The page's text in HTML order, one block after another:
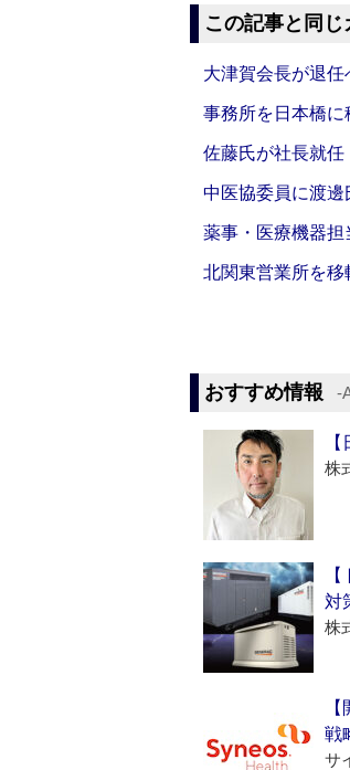
この記事と同
大津賀会長が退
事務所を日本橋
佐藤氏が社長就
中医協委員に渡
薬事・医療機器
北関東営業所を
おすすめ情報
株
対
株
戦
サ